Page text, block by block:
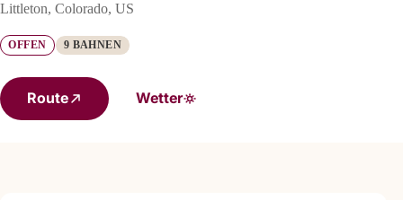
Littleton, Colorado, US
OFFEN 9 BAHNEN
Route Wetter